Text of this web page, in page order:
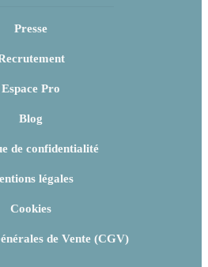
Presse
Espace Pro
Blog
de confidentialité
légales
Cookies
de Vente (CGV)